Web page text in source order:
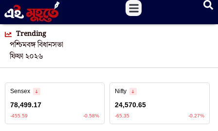
Trending
পশ্চিমবঙ্গ বিধানসভা
ফিফা ২০২৬